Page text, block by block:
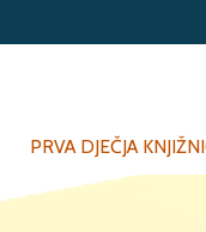
PRVA DJEČJA